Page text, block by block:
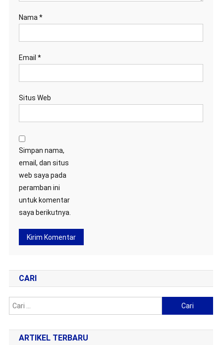
Nama *
Email *
Situs Web
Simpan nama,
email, dan situs
web saya pada
peramban ini
untuk komentar
saya berikutnya.
CARI
untuk:
ARTIKEL TERBARU